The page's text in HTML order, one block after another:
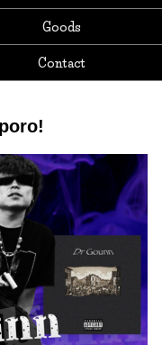
Goods
Contact